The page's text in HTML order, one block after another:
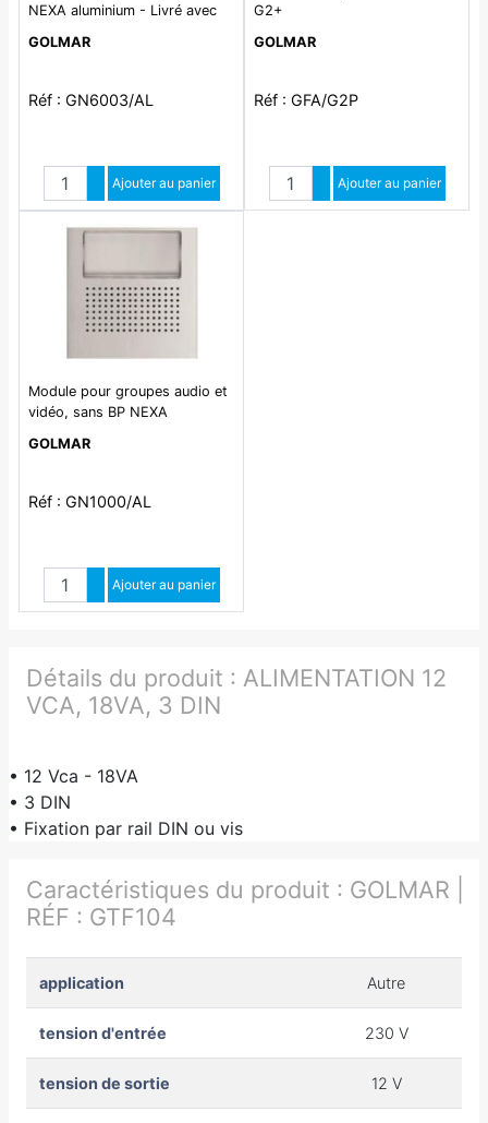
NEXA aluminium - Livré avec
GOLMAR
Réf : GN6003/AL
Quantité
Augmenter quantité
Diminuer quantité
Ajouter au panier
G2+
GOLMAR
Réf : GFA/G2P
Quantité
Augmenter quantité
Diminuer quantité
Ajouter au panier
Module pour groupes audio et
vidéo, sans BP NEXA
GOLMAR
Réf : GN1000/AL
Quantité
Augmenter quantité
Diminuer quantité
Ajouter au panier
Détails du produit : ALIMENTATION 12
VCA, 18VA, 3 DIN
• 12 Vca - 18VA
• 3 DIN
• Fixation par rail DIN ou vis
Caractéristiques du produit : GOLMAR |
RÉF : GTF104
application Autre
tension d'entrée 230 V
tension de sortie 12 V